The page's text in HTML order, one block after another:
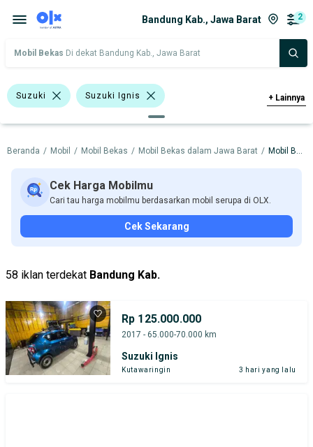
Bandung Kab., Jawa Barat 2
Mobil Bekas Di dekat Bandung Kab., Jawa Barat
Suzuki Suzuki Ignis
Suzuki Jimny
Harga Merek Dan Model Tahun
Tipe Bodi Tipe Membership
+ Lainnya
Beranda / Mobil / Mobil Bekas / Mobil Bekas dalam Jawa Barat / Mobil Bekas dalam Bandung Kab.
Cek Harga Mobilmu
Cari tau harga mobilmu berdasarkan mobil serupa di OLX.
Cek Sekarang
58 iklan terdekat Bandung Kab.
Rp 125.000.000
2017 - 65.000-70.000 km
Suzuki Ignis
Kutawaringin 3 hari yang lalu